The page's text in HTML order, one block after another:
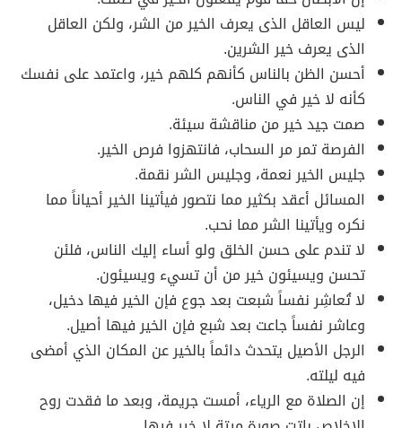
ليس العاقل الذى يعرف الخير من الشر، ولكن العاقل
الذى يعرف خير الشرين.
أحسن الظن بالناس كأنهم كلهم خير، واعتمد على نفسك
كأنه لا خير في الناس.
صمت جيد خير من مناقشة سيئة.
الفرصة تمر مر السحاب، فانتهزوا فرص الخير.
جليس الخير نعمة، وجليس الشر نقمة.
المسائل أعقد بكثير مما نتصور فيأتينا الخير أحياناً مما
نكره ويأتينا الشر مما نحب.
لا تندم على حسن الخلق ولو أساء إليك الناس، فلئن
تحسن ويسيئون خير من أن تسيء ويسيئون.
لا تُعاشِر نفساً شبعت بعد جوع فإن الخير فيها دخيل،
وعاشر نفساً جاعت بعد شبع فإن الخير فيها أصيل.
الرجل الأصيل يتحدث دائماً بالخير عن المكان الذي أمضى
فيه ليلته.
إن الصلاة مع الرياء، أمست جريمة، وبعد ما فقدت روح